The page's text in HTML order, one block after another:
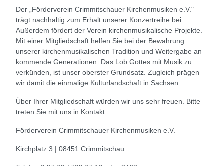
Der „Förderverein Crimmitschauer Kirchenmusiken e.V."
trägt nachhaltig zum Erhalt unserer Konzertreihe bei.
Außerdem fördert der Verein kirchenmusikalische Projekte.
Mit einer Mitgliedschaft helfen Sie bei der Bewahrung
unserer kirchenmusikalischen Tradition und Weitergabe an
kommende Generationen. Das Lob Gottes mit Musik zu
verkünden, ist unser oberster Grundsatz. Zugleich prägen
wir damit die einmalige Kulturlandschaft in Sachsen.
Über Ihrer Mitgliedschaft würden wir uns sehr freuen. Bitte
treten Sie mit uns in Kontakt.
Förderverein Crimmitschauer Kirchenmusiken e.V.
Kirchplatz 3 | 08451 Crimmitschau